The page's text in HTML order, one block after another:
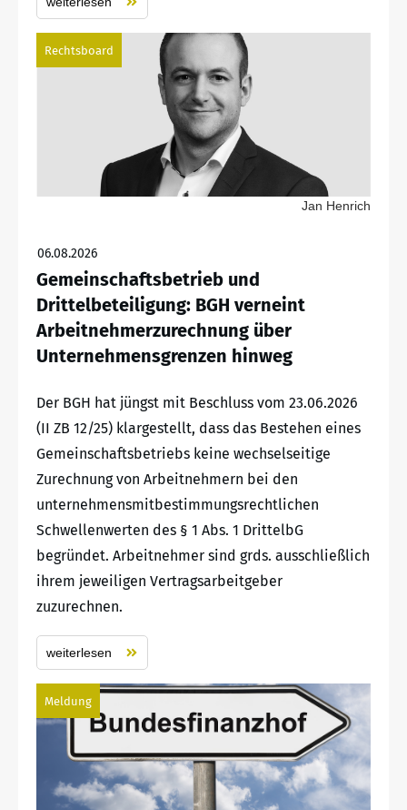
Rechtsboard
Jan Henrich
06.08.2026
Gemeinschaftsbetrieb und
Drittelbeteiligung: BGH verneint
Arbeitnehmerzurechnung über
Unternehmensgrenzen hinweg
Der BGH hat jüngst mit Beschluss vom 23.06.2026
(II ZB 12/25) klargestellt, dass das Bestehen eines
Gemeinschaftsbetriebs keine wechselseitige
Zurechnung von Arbeitnehmern bei den
unternehmensmitbestimmungsrechtlichen
Schwellenwerten des § 1 Abs. 1 DrittelbG
begründet. Arbeitnehmer sind grds. ausschließlich
ihrem jeweiligen Vertragsarbeitgeber
zuzurechnen.
weiterlesen
Meldung